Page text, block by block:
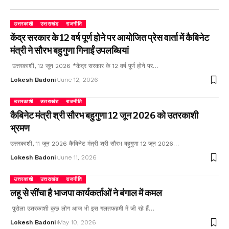
उत्तरकाशी उत्तराखंड राजनीति
केंद्र सरकार के 12 वर्ष पूर्ण होने पर आयोजित प्रेस वार्ता में कैबिनेट
मंत्री ने सौरभ बहुगुणा गिनाईं उपलब्धियां
उत्तरकाशी, 12 जून 2026 *केंद्र सरकार के 12 वर्ष पूर्ण होने पर…
Lokesh Badoni June 12, 2026
उत्तरकाशी उत्तराखंड राजनीति
कैबिनेट मंत्री श्री सौरभ बहुगुणा 12 जून 2026 को उतरकाशी
भ्रमण
उत्तरकाशी, 11 जून 2026 कैबिनेट मंत्री श्री सौरभ बहुगुणा 12 जून 2026…
Lokesh Badoni June 11, 2026
उत्तरकाशी उत्तराखंड राजनीति
लहू से सींचा है भाजपा कार्यकर्ताओं ने बंगाल में कमल
पुरोला उतरकाशी कुछ लोग आज भी इस गलतफहमी में जी रहे हैं…
Lokesh Badoni May 10, 2026